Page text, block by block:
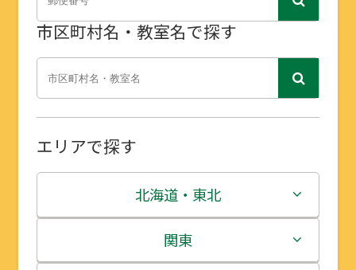
市区町村名・教室名で探す
エリアで探す
北海道・東北
北海道
関東